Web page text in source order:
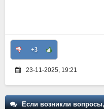
+3
23-11-2025, 19:21
Если возникли